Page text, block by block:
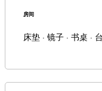
房间
床垫 · 镜子 · 书桌 ·